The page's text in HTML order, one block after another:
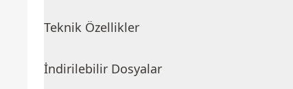
Teknik Özellikler
İndirilebilir Dosyalar